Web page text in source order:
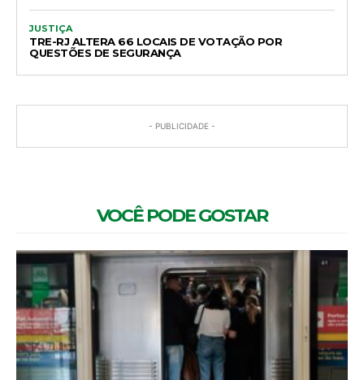
JUSTIÇA
TRE-RJ ALTERA 66 LOCAIS DE VOTAÇÃO POR
QUESTÕES DE SEGURANÇA
- PUBLICIDADE -
VOCÊ PODE GOSTAR